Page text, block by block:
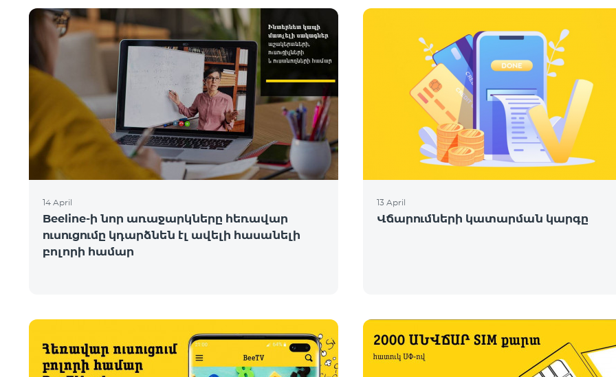
14 April
Beeline-ի նոր առաջարկները հեռավար
ուսուցումը կդարձնեն էլ ավելի հասանելի
բոլորի համար
13 April
Վճարումների կատարման կարգը